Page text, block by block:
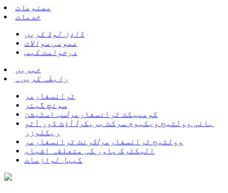
مصنوعات
خدمات
ڈاؤن لوڈ کریں
عمومی سوالات
درخواست کیس
خبریں
رابطہ کریں۔
ٹرانسفارمر
سوئچ گیئر
کومپیکٹ ٹرانسفارمر/سب اسٹیشن
ہائی وولٹیج ویکیوم سرکٹ بریکر/ آؤٹ ڈور آٹو
ریکلوزر
وولٹیج ٹرانسفارمر/کرنٹ ٹرانسفارمر
الیکٹرک پاور کی متعلقہ اشیاء
کیبل لوازمات